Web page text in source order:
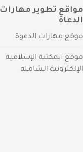
مواقع تطوير مهارات
الدعاة
موقع مهارات الدعوة
موقع المكتبة الإسلامية
الإلكترونية الشاملة